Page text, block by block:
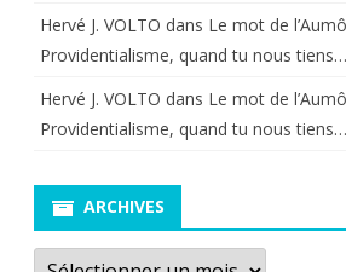
Hervé J. VOLTO dans Le mot de
Providentialisme, quand tu nous tiens…
Hervé J. VOLTO dans Le mot de
Providentialisme, quand tu nous tiens…
ARCHIVES
Archives